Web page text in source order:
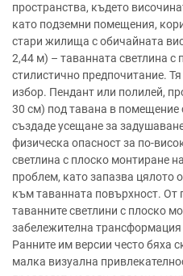
пространства, където
като подземни помещения,
стари жилища с обичайната
2,44 м) – таванната светлина с
стилистично предпочитание.
избор. Пендант или полилей,
30 см) под тавана в помещение
създаде усещане за
физическа опасност за по-
светлина с плоско монтиране
проблем, като запазва цялото
към таванната повърхност. От
таванните светлини с плоско
забележителна трансформация
Ранните им версии често бяха
малка визуална